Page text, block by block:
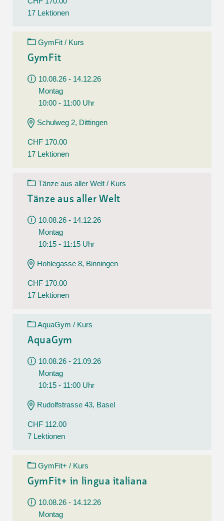
17 Lektionen
GymFit / Kurs
GymFit
10.08.26 - 14.12.26
Montag
10:00 - 11:00 Uhr
Schulweg 2, Dittingen
CHF 170.00
17 Lektionen
Tänze aus aller Welt / Kurs
Tänze aus aller Welt
10.08.26 - 14.12.26
Montag
10:15 - 11:15 Uhr
Hohlegasse 8, Binningen
CHF 170.00
17 Lektionen
AquaGym / Kurs
AquaGym
10.08.26 - 21.09.26
Montag
10:15 - 11:00 Uhr
Rudolfstrasse 43, Basel
CHF 112.00
7 Lektionen
GymFit+ / Kurs
GymFit+ in lingua italiana
10.08.26 - 14.12.26
Montag